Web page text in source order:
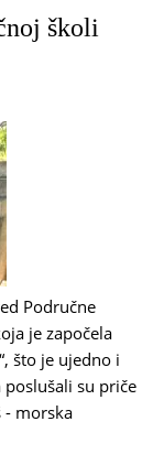
školi
Područne
je započela
što je ujedno i
su priče
- morska